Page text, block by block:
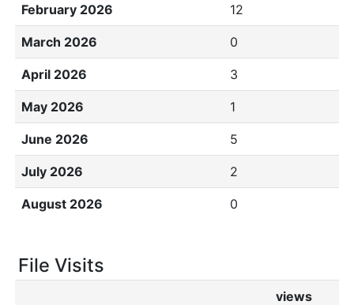
February 2026 12
March 2026 0
April 2026 3
May 2026 1
June 2026 5
July 2026 2
August 2026 0
File Visits
views